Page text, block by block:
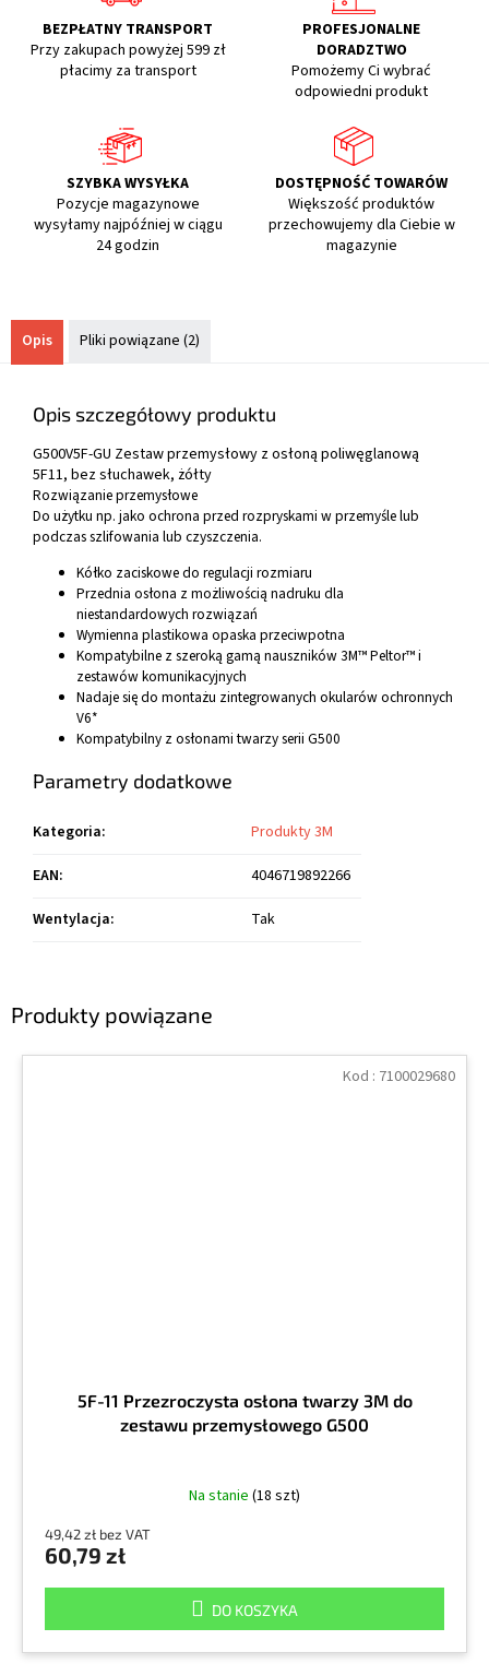
BEZPŁATNY TRANSPORT
Przy zakupach powyżej 599 zł
płacimy za transport
PROFESJONALNE
DORADZTWO
Pomożemy Ci wybrać
odpowiedni produkt
SZYBKA WYSYŁKA
Pozycje magazynowe
wysyłamy najpóźniej w ciągu
24 godzin
DOSTĘPNOŚĆ TOWARÓW
Większość produktów
przechowujemy dla Ciebie w
magazynie
Produkty powiązane
5F-11 Przezroczysta osłona twarzy 3M do
zestawu przemysłowego G500
Na stanie (18 szt)
49,42 zł bez VAT
60,79 zł
DO KOSZYKA
Kod : 7100029680
Opis Pliki powiązane (2)
Opis szczegółowy produktu
G500V5F-GU Zestaw przemysłowy z osłoną poliwęglanową
5F11, bez słuchawek, żółty
Rozwiązanie przemysłowe
Do użytku np. jako ochrona przed rozpryskami w przemyśle lub
podczas szlifowania lub czyszczenia.
Kółko zaciskowe do regulacji rozmiaru
Przednia osłona z możliwością nadruku dla
niestandardowych rozwiązań
Wymienna plastikowa opaska przeciwpotna
Kompatybilne z szeroką gamą nauszników 3M™ Peltor™ i
zestawów komunikacyjnych
Nadaje się do montażu zintegrowanych okularów ochronnych
V6*
Kompatybilny z osłonami twarzy serii G500
Parametry dodatkowe
Kategoria:
Produkty 3M
EAN:
4046719892266
Wentylacja: Tak